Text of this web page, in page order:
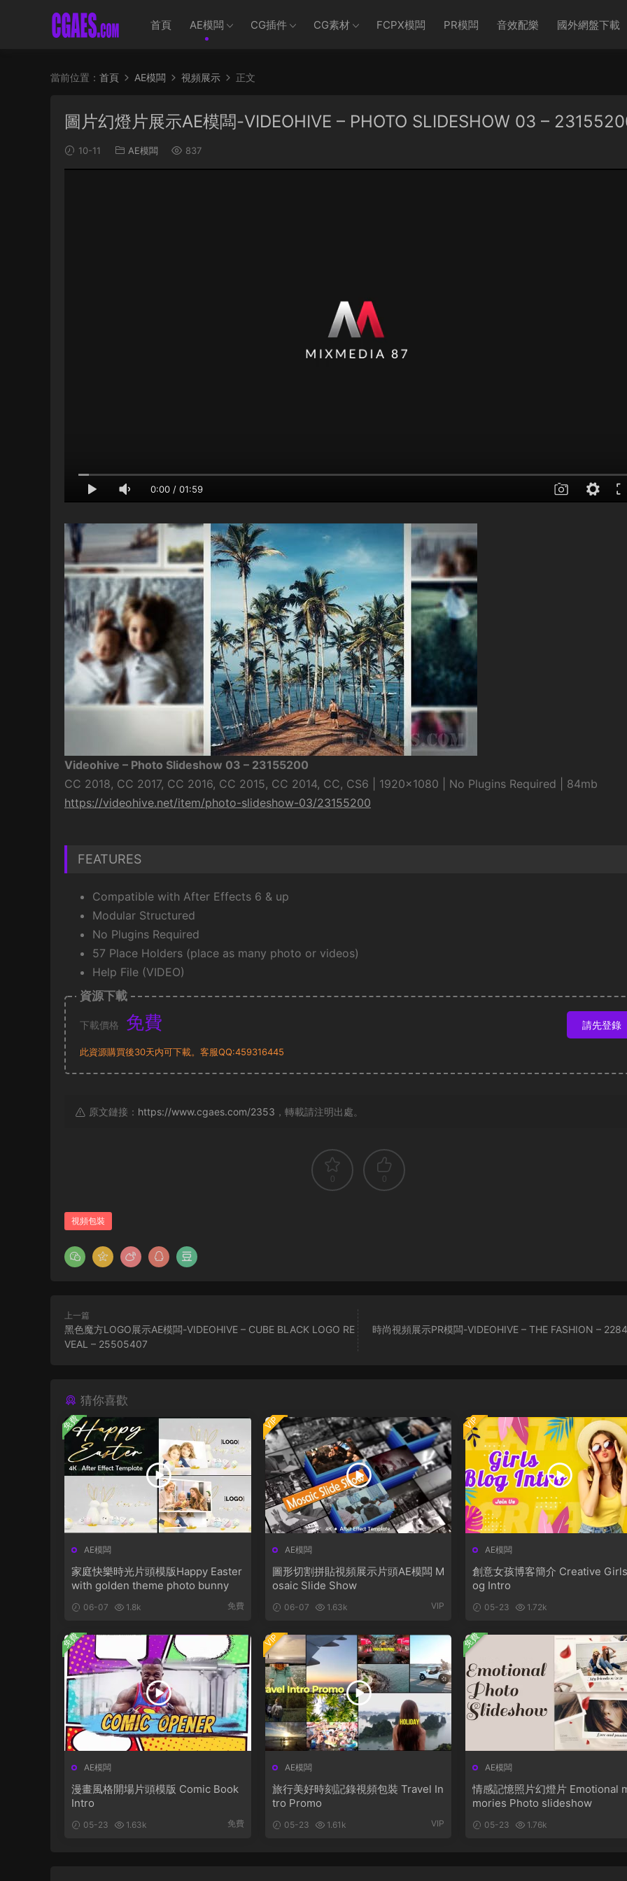
首頁 AE模闆 CG插件 CG素材 FCPX模闆 PR模闆 音效配樂 國外網盤下載
當前位置： 首頁 AE模闆 視頻展示 正文
圖片幻燈片展示AE模闆-VIDEOHIVE – PHOTO SLIDESHOW 03 –
10-11 AE模闆 837
0:00 / 01:59
Videohive – Photo Slideshow 03 – 23155200
CC 2018, CC 2017, CC 2016, CC 2015, CC 2014, CC, CS6 | 1920×1080 | No Plugins Required | 84mb
https://videohive.net/item/photo-slideshow-03/23155200
FEATURES
Compatible with After Effects 6 & up
Modular Structured
No Plugins Required
57 Place Holders (place as many photo or videos)
Help File (VIDEO)
資源下載
下載價格 免費 請先登錄
此資源購買後30天内可下載。客服QQ:459316445
原文鏈接： https://www.cgaes.com/2353 ，轉載請注明出處。
0 0
視頻包裝
上一篇
黑色魔方LOGO展示AE模闆-VIDEOHIVE – CUBE BLACK LOGO RE
VEAL – 25505407
時尚視頻展示PR模闆-VIDEOHIVE – THE FASHION –
猜你喜歡
AE模闆
家庭快樂時光片頭模版Happy Easter
with golden theme photo bunny
06-07 1.8k 免費
免費
AE模闆
圖形切割拼貼視頻展示片頭AE模闆 M
osaic Slide Show
06-07 1.63k VIP
VIP
AE模闆
創意女孩博客簡介 Creative
og Intro
05-23 1.72k
VIP
AE模闆
漫畫風格開場片頭模版 Comic Book
Intro
05-23 1.63k 免費
免費
AE模闆
旅行美好時刻記錄視頻包裝 Travel In
tro Promo
05-23 1.61k VIP
VIP
AE模闆
情感記憶照片幻燈片 Emotional
mories Photo slideshow
05-23 1.76k
免費